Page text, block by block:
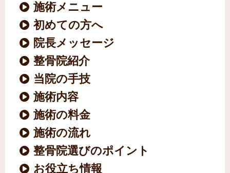
施術メニュー
初めての方へ
院長メッセージ
整骨院紹介
当院の手技
施術内容
施術の料金
施術の流れ
整骨院選びのポイント
お役立ち情報